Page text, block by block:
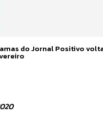
do Jornal Positivo